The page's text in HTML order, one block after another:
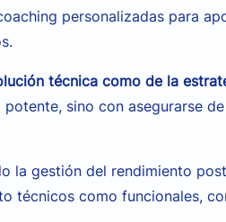
personalizadas para
técnica como de la
sino con asegurarse
la gestión del rendimiento
técnicos como funcionales,